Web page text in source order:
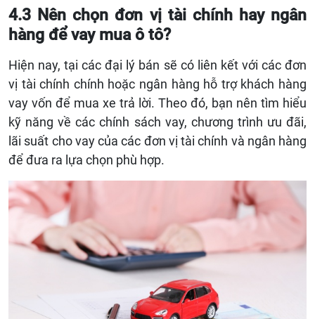
4.3 Nên chọn đơn vị tài chính hay ngân
hàng để vay mua ô tô?
Hiện nay, tại các đại lý bán sẽ có liên kết với các đơn
vị tài chính chính hoặc ngân hàng hỗ trợ khách hàng
vay vốn để mua xe trả lời. Theo đó, bạn nên tìm hiểu
kỹ năng về các chính sách vay, chương trình ưu đãi,
lãi suất cho vay của các đơn vị tài chính và ngân hàng
để đưa ra lựa chọn phù hợp.